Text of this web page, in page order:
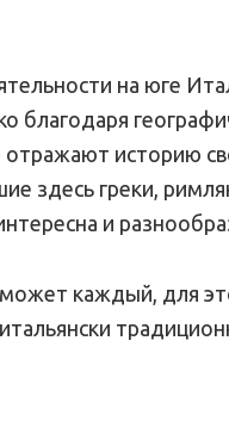
на юге
благодаря
историю
здесь греки,
и
может каждый, для